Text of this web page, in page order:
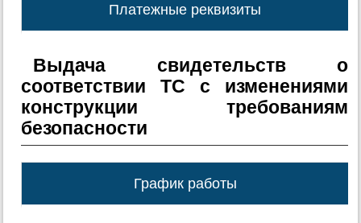
Платежные реквизиты
Выдача свидетельств о
соответствии ТС с изменениями
конструкции требованиям
безопасности
График работы